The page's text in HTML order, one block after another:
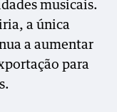
musicais.
a única
a aumentar
para